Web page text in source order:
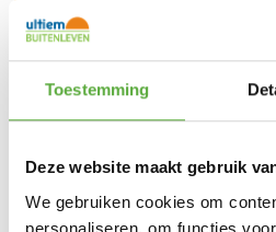
Toestemming
Deze website maakt gebruik
We gebruiken cookies om
personaliseren, om functies
Kleur
Materiaal
Vorm
Vierkant
Lengte
300 cm
Breedte 300 cm